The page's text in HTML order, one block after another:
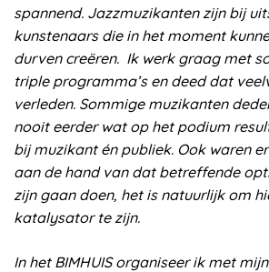
spannend. Jazzmuzikanten zijn bij
kunstenaars die in het moment
durven creëren. Ik werk graag met
triple programma’s en deed dat
verleden. Sommige muzikanten
nooit eerder wat op het podium
bij muzikant én publiek. Ook waren
aan de hand van dat betreffende
zijn gaan doen, het is natuurlijk om
katalysator te zijn.
In het BIMHUIS organiseer ik met